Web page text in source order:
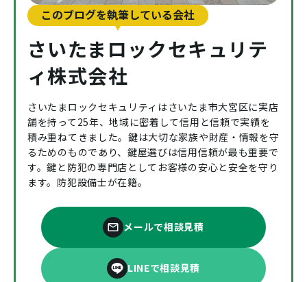
このブログを執筆している会社
さいたまロックセキュリテ
ィ株式会社
さいたまロックセキュリティはさいたま市大宮区に実店
舗を持って25年、地域に密着して信用と信頼で実績を
積み重ねてきました。鍵は大切な家族や財産・情報を守
るためのものであり、鍵屋選びは信用信頼が最も重要で
す。鍵と防犯の専門店としてお客様の安心と安全を守り
ます。防犯設備士が在籍。
メールで相談見積
LINEで相談見積